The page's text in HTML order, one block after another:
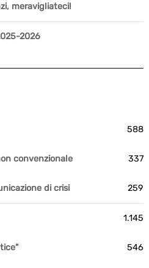
meravigliateci!
2026
588
convenzionale 337
di crisi 259
1.145
546